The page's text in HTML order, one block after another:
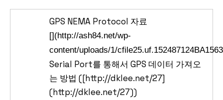
GPS NEMA Protocol 자료
[](http://ash84.net/wp-
content/uploads/1/
Serial Port를 통해서 GPS 데이터 가져오
는 방법 ([http://dklee.net/27]
(http://dklee.net/27))